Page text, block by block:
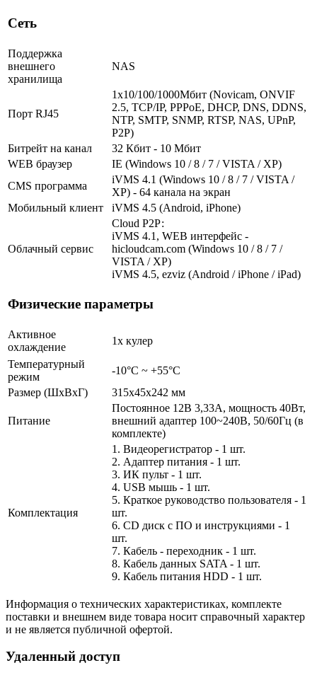
Сеть
Поддержка
внешнего
хранилища
NAS
Порт RJ45
1х10/100/1000Мбит (Novicam, ONVIF
2.5, TCP/IP, PPPoE, DHCP, DNS, DDNS,
NTP, SMTP, SNMP, RTSP, NAS, UPnP,
P2P)
Битрейт на канал
32 Кбит - 10 Мбит
WEB браузер
IE (Windows 10 / 8 / 7 / VISTA / XP)
CMS программа
iVMS 4.1 (Windows 10 / 8 / 7 / VISTA /
XP) - 64 канала на экран
Мобильный клиент
iVMS 4.5 (Android, iPhone)
Облачный сервис
Cloud Р2Р:
iVMS 4.1, WEB интерфейс -
hicloudcam.com (Windows 10 / 8 / 7 /
VISTA / XP)
iVMS 4.5, ezviz (Android / iPhone / iPad)
Физические параметры
Активное
охлаждение
1х кулер
Температурный
режим
-10°C ~ +55°C
Размер (ШxВxГ)
315x45x242 мм
Питание
Постоянное 12В 3,33А, мощность 40Вт,
внешний адаптер 100~240В, 50/60Гц (в
комплекте)
Комплектация
1. Видеорегистратор - 1 шт.
2. Адаптер питания - 1 шт.
3. ИК пульт - 1 шт.
4. USB мышь - 1 шт.
5. Краткое руководство пользователя - 1
шт.
6. CD диск с ПО и инструкциями - 1
шт.
7. Кабель - переходник - 1 шт.
8. Кабель данных SATA - 1 шт.
9. Кабель питания HDD - 1 шт.
Информация о технических характеристиках, комплекте
поставки и внешнем виде товара носит справочный характер
и не является публичной офертой.
Удаленный доступ